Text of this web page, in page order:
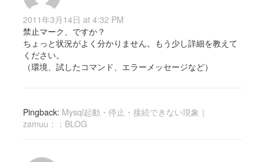
2011年3月14日 at 4:32 PM
禁止マーク、ですか？
ちょっと状況がよく分かりません。もう少し詳細を教えて
ください。
（環境、試したコマンド、エラーメッセージなど）
Pingback: Mysql起動・停止・接続できない現象｜
zamuu：：BLOG